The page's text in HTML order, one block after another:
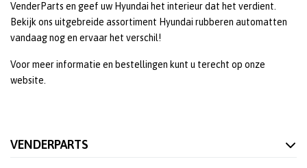
VenderParts en geef uw Hyundai het interieur dat het verdient.
Bekijk ons uitgebreide assortiment Hyundai rubberen automatten
vandaag nog en ervaar het verschil!
Voor meer informatie en bestellingen kunt u terecht op onze
website.
VENDERPARTS